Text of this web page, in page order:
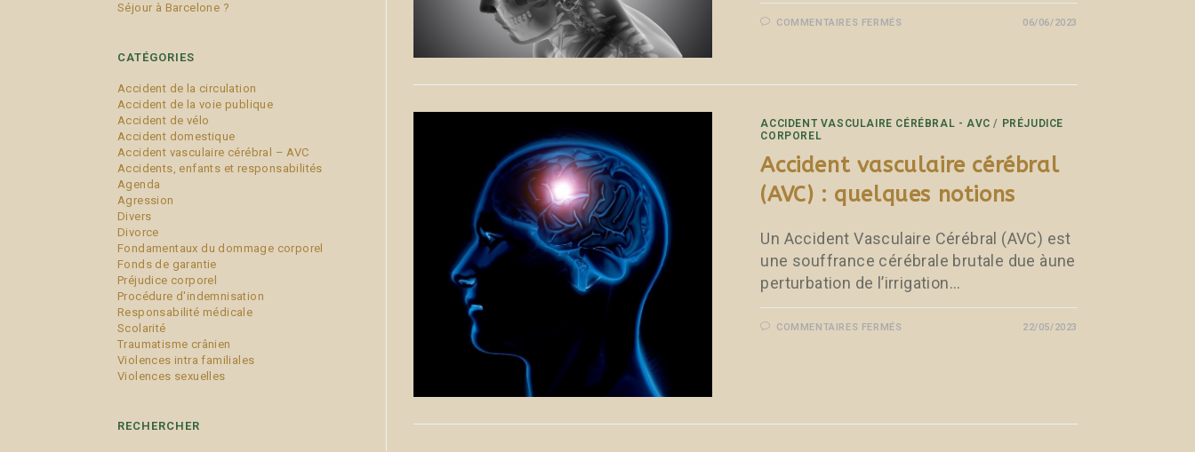
Séjour à Barcelone ?
CATÉGORIES
Accident de la circulation
Accident de la voie publique
Accident de vélo
Accident domestique
Accident vasculaire cérébral – AVC
Accidents, enfants et responsabilités
Agenda
Agression
Divers
Divorce
Fondamentaux du dommage corporel
Fonds de garantie
Préjudice corporel
Procédure d'indemnisation
Responsabilité médicale
Scolarité
Traumatisme crânien
Violences intra familiales
Violences sexuelles
RECHERCHER
COMMENTAIRES FERMÉS 06/06/2023
ACCIDENT VASCULAIRE CÉRÉBRAL - AVC / PRÉJUDICE
CORPOREL
Accident vasculaire cérébral
(AVC) : quelques notions
Un Accident Vasculaire Cérébral (AVC) est
une souffrance cérébrale brutale due àune
perturbation de l’irrigation…
COMMENTAIRES FERMÉS 22/05/2023